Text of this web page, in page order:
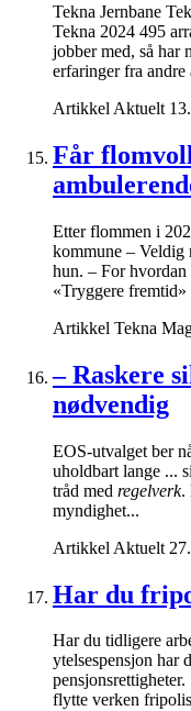
Tekna Jernbane
Tekna 2024 495
jobber med, så har
erfaringer fra andre
Artikkel Aktuelt
Får
Etter flommen i
kommune – Veldig
hun. – For hvordan
«Tryggere fremtid»
Artikkel Tekna
– Raskere
nødvendig
EOS-utvalget ber
uholdbart lange ...
tråd med regelverk.
myndighet...
Artikkel Aktuelt
Har du
Har du tidligere
ytelsespensjon har
flytte verken